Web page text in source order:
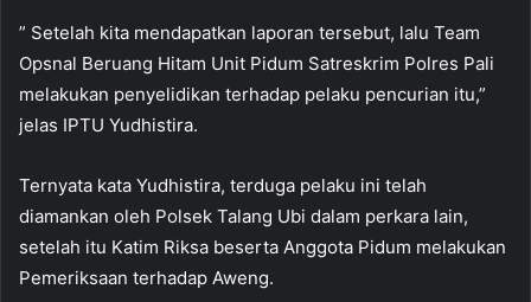
” Setelah kita mendapatkan laporan tersebut, lalu Team
Opsnal Beruang Hitam Unit Pidum Satreskrim Polres Pali
melakukan penyelidikan terhadap pelaku pencurian itu,”
jelas IPTU Yudhistira.
Ternyata kata Yudhistira, terduga pelaku ini telah
diamankan oleh Polsek Talang Ubi dalam perkara lain,
setelah itu Katim Riksa beserta Anggota Pidum melakukan
Pemeriksaan terhadap Aweng.